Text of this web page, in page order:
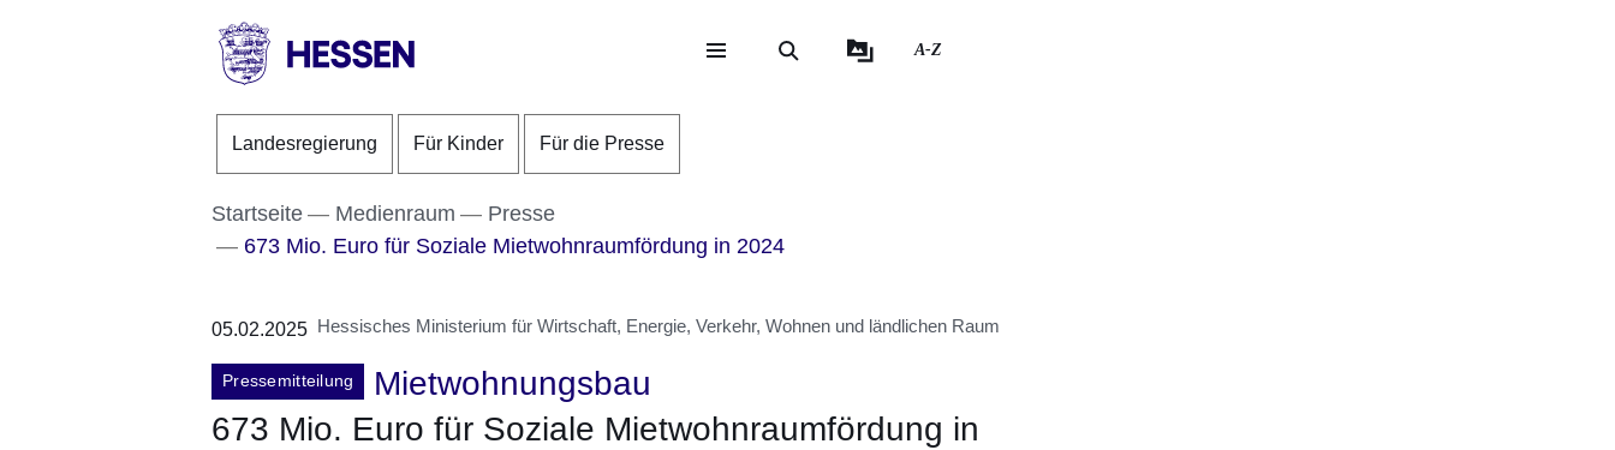
Direkt zum Kopf der Seite
Direkt zum Inhalt
Direkt zum Fuß der Seite
Landesregierung
A-Z
Landesregierung Für Kinder Für die Presse
Startseite Medienraum
Presse
673 Mio. Euro für Soziale Mietwohnraumfördung in 2024
05.02.2025 Hessisches Ministerium für Wirtschaft, Energie, Verkehr, Wohnen und ländlichen Raum
Pressemitteilung
Mietwohnungsbau
673 Mio. Euro für Soziale Mietwohnraumfördung in